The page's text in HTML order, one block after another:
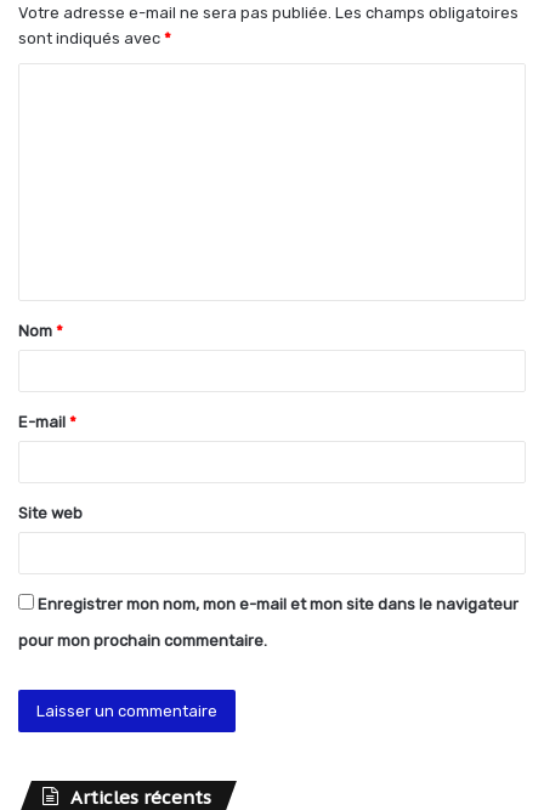
Votre adresse e-mail ne sera pas publiée. Les champs obligatoires
sont indiqués avec *
t
a
e
*
Nom *
E-mail *
Site web
Enregistrer mon nom, mon e-mail et mon site dans le navigateur
pour mon prochain commentaire.
Articles récents